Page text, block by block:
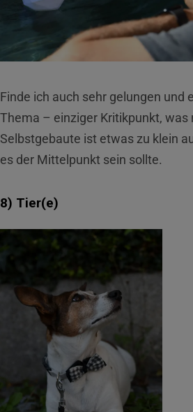
Finde ich auch sehr gelungen und
Thema – einziger Kritikpunkt,
Selbstgebaute ist etwas zu klein
es der Mittelpunkt sein sollte.
8) Tier(e)